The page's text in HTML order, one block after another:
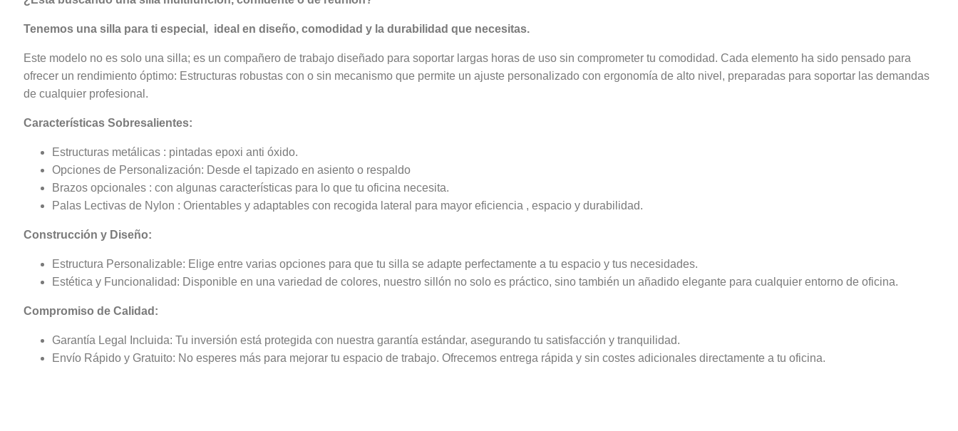
Tenemos una silla para ti especial, ideal en diseño, comodidad y la durabilidad que necesitas.
Este modelo no es solo una silla; es un compañero de trabajo diseñado para soportar largas horas de uso sin comprometer tu comodidad. Cada elemento ha sido pensado para
ofrecer un rendimiento óptimo: Estructuras robustas con o sin mecanismo que permite un ajuste personalizado con ergonomía de alto nivel, preparadas para soportar las demandas
de cualquier profesional.
Características Sobresalientes:
Estructuras metálicas : pintadas epoxi anti óxido.
Opciones de Personalización: Desde el tapizado en asiento o respaldo
Brazos opcionales : con algunas características para lo que tu oficina necesita.
Palas Lectivas de Nylon : Orientables y adaptables con recogida lateral para mayor eficiencia , espacio y durabilidad.
Construcción y Diseño:
Estructura Personalizable: Elige entre varias opciones para que tu silla se adapte perfectamente a tu espacio y tus necesidades.
Estética y Funcionalidad: Disponible en una variedad de colores, nuestro sillón no solo es práctico, sino también un añadido elegante para cualquier entorno de oficina.
Compromiso de Calidad:
Garantía Legal Incluida: Tu inversión está protegida con nuestra garantía estándar, asegurando tu satisfacción y tranquilidad.
Envío Rápido y Gratuito: No esperes más para mejorar tu espacio de trabajo. Ofrecemos entrega rápida y sin costes adicionales directamente a tu oficina.